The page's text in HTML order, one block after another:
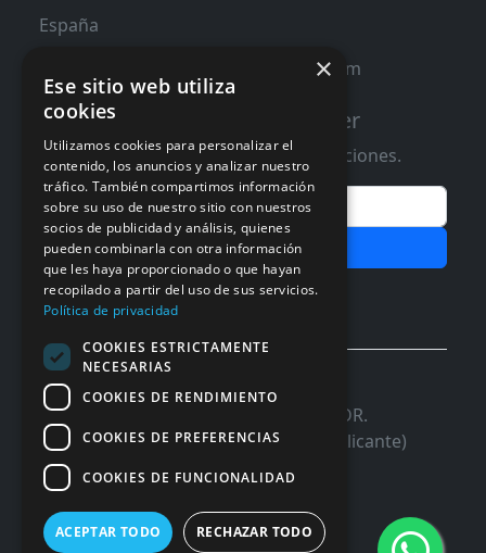
España
contacto@distribucioninformatica.com
Suscribete a nuestro Newsletter
Te informaremos de ofertas y promociones.
Email
Subscribir
Aceptar Politica dePrivacidad
© 2026 InforSystem Programacion y
Aplicaciones, S.L. CIF: B54337985 | C/DR.
Marañon, 17 Local 5 | 03680 - ASPE (Alicante)
×
Ese sitio web utiliza
cookies
Utilizamos cookies para personalizar el
contenido, los anuncios y analizar nuestro
tráfico. También compartimos información
sobre su uso de nuestro sitio con nuestros
socios de publicidad y análisis, quienes
pueden combinarla con otra información
que les haya proporcionado o que hayan
recopilado a partir del uso de sus servicios.
Política de privacidad
COOKIES ESTRICTAMENTE
NECESARIAS
COOKIES DE RENDIMIENTO
COOKIES DE PREFERENCIAS
COOKIES DE FUNCIONALIDAD
ACEPTAR TODO RECHAZAR TODO